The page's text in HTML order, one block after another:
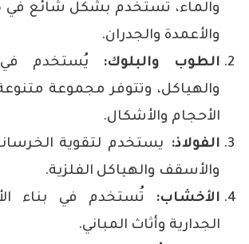
والماء، تُستخدم بشكل شائع
والأعمدة والجدران.
الطوب والبلوك:
يُستخدم في
والهياكل، وتتوفر مجموعة
الأحجام والأشكال.
الفولاذ: يستخدم لتقوية
والأسقف والهياكل الفلزية.
الأخشاب: تُستخدم في بناء
الجدارية وأثاث المباني.